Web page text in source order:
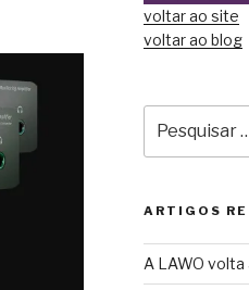
voltar ao site
voltar ao blog
por:
ARTIGOS
A LAWO